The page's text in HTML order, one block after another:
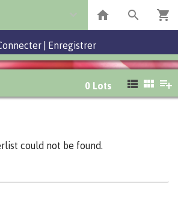
Enregistrer
0 Lots
could not be found.